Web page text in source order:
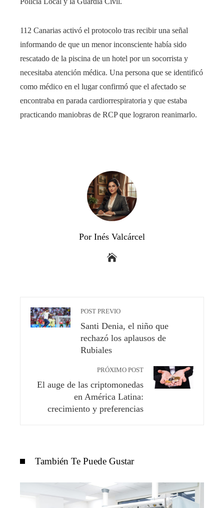
112 Canarias activó el protocolo tras recibir una señal
informando de que un menor inconsciente había sido
rescatado de la piscina de un hotel por un socorrista y
necesitaba atención médica. Una persona que se identificó
como médico en el lugar confirmó que el afectado se
encontraba en parada cardiorrespiratoria y que estaba
practicando maniobras de RCP que lograron reanimarlo.
Por Inés Valcárcel
POST PREVIO
Santi Denia, el niño que
rechazó los aplausos de
Rubiales
PRÓXIMO POST
El auge de las criptomonedas
en América Latina:
crecimiento y preferencias
También Te Puede Gustar